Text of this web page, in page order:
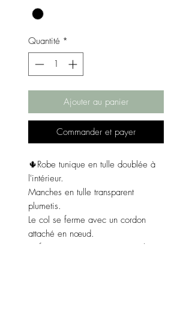
Quantité *
Ajouter au panier
Commander et payer
🌵Robe tunique en tulle doublée à
l'intérieur.
Manches en tulle transparent
plumetis.
Le col se ferme avec un cordon
attaché en nœud.
La finition se termine par un volant.